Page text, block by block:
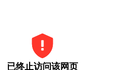
已终止访问该网页